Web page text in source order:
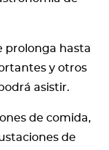
prolonga hasta
y otros
asistir.
de comida,
de